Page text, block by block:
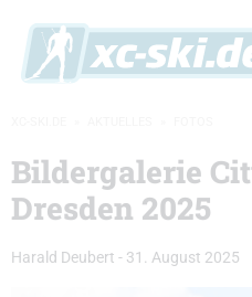
Bildergalerie
Dresden 2025
Harald Deubert - 31. August 2025